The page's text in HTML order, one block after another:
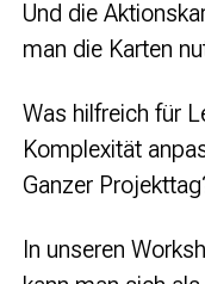
Und die
man die Karten
Was hilfreich für
Komplexität
Ganzer
In unseren